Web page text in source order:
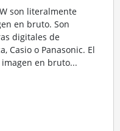
son literalmente
en bruto. Son
digitales de
Casio o Panasonic. El
en bruto...